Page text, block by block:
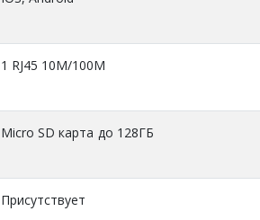
1 RJ45 10M/100M
Micro SD карта до 128ГБ
Присутствует